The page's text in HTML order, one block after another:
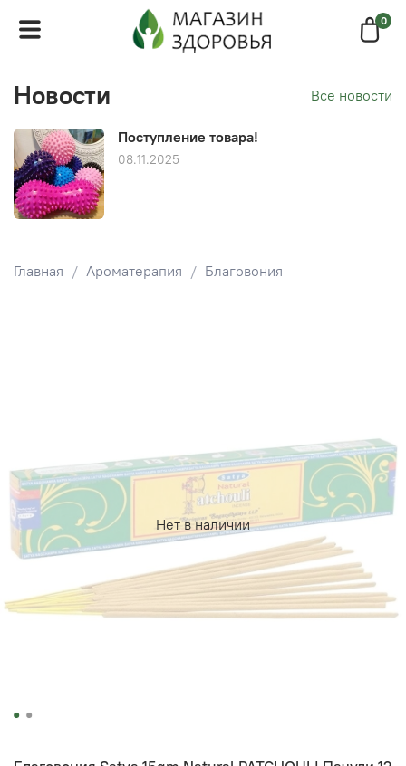
0
Главная Ароматерапия Благовония
Нет в наличии
Новости Все новости
Поступление товара!
08.11.2025